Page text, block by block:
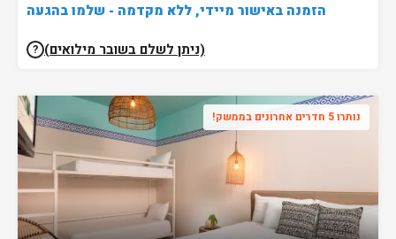
הזמנה באישור מיידי, ללא מקדמה - שלמו בהגעה
(ניתן לשלם בשובר מילואים) ?
נותרו 5 חדרים אחרונים בממשק!